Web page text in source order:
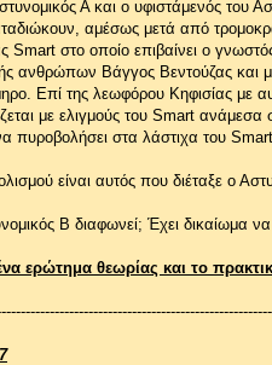
Α και ο υφιστάμενός του
αμέσως μετά από
Smart στο οποίο επιβαίνει ο
ανθρώπων Βάγγος Βεντούζας και
Επί της λεωφόρου Κηφισίας με
με ελιγμούς του Smart
πυροβολήσει στα λάστιχα του
είναι αυτός που διέταξε ο
Β διαφωνεί; Έχει δικαίωμα
ερώτημα θεωρίας και το